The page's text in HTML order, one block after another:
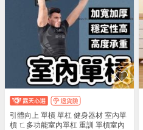
引體向上 單槓 單杠 健身器材 室內單
槓 ㄈ多功能室內單杠 重訓 單槓室內